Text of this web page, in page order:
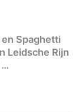
Spaghetti
Leidsche Rijn
…